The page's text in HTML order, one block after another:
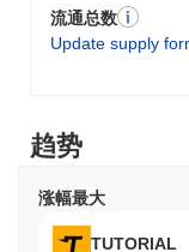
流通总数
Update supply
伙伴关系，允许在
在通过多个交易所
JEJE是为谁设
JEJE是为开发者和
发和集成到各种应
趋势
涨幅最大
TUTORIAL